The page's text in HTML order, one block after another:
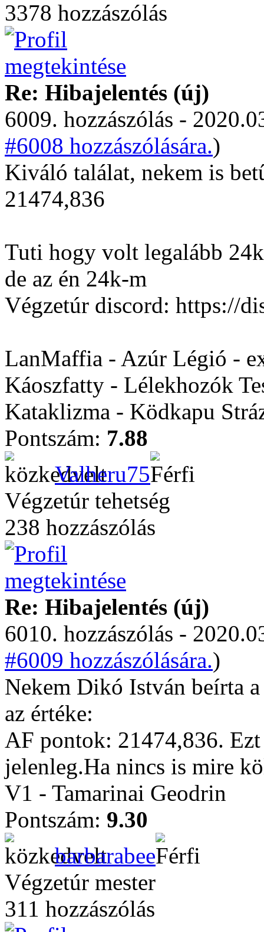
3378 hozzászólás
Re: Hibajelentés (új)
6009. hozzászólás -
#6008 hozzászólására.)
Kiváló találat, nekem is
21474,836
Tuti hogy volt legalább
de az én 24k-m
Végzetúr discord: https://
LanMaffia - Azúr Légió -
Káoszfatty - Lélekhozók
Kataklizma - Ködkapu
Pontszám: 7.88
Valheru75
Végzetúr tehetség
238 hozzászólás
Re: Hibajelentés (új)
6010. hozzászólás -
#6009 hozzászólására.)
Nekem Dikó István beírta
az értéke:
AF pontok: 21474,836.
jelenleg.Ha nincs is mire
V1 - Tamarinai Geodrin
Pontszám: 9.30
barbarabee
Végzetúr mester
311 hozzászólás